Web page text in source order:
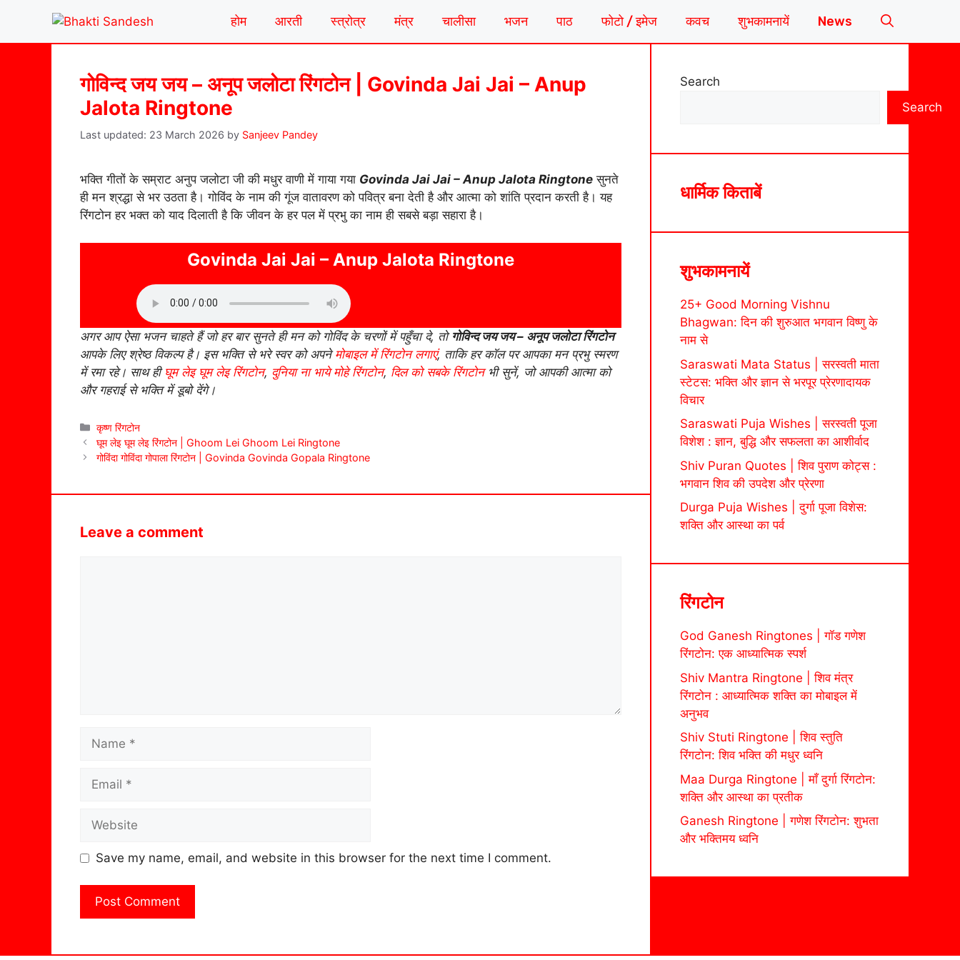
content
होम आरती स्त्रोत्र मंत्र चालीसा भजन पाठ फोटो / इमेज कवच शुभकामनायें News
गोविन्द जय जय – अनूप जलोटा रिंगटोन | Govinda Jai Jai – Anup
Jalota Ringtone
23 March 2026 by Sanjeev Pandey
भक्ति गीतों के सम्राट अनुप जलोटा जी की मधुर वाणी में गाया गया Govinda Jai Jai – Anup Jalota Ringtone सुनते
ही मन श्रद्धा से भर उठता है। गोविंद के नाम की गूंज वातावरण को पवित्र बना देती है और आत्मा को शांति प्रदान करती है। यह
रिंगटोन हर भक्त को याद दिलाती है कि जीवन के हर पल में प्रभु का नाम ही सबसे बड़ा सहारा है।
Govinda Jai Jai – Anup Jalota Ringtone
अगर आप ऐसा भजन चाहते हैं जो हर बार सुनते ही मन को गोविंद के चरणों में पहुँचा दे, तो गोविन्द जय जय – अनूप जलोटा रिंगटोन
आपके लिए श्रेष्ठ विकल्प है। इस भक्ति से भरे स्वर को अपनेमोबाइल में रिंगटोन लगाएं, ताकि हर कॉल पर आपका मन प्रभु स्मरण
में रमा रहे। साथ ही घूम लेइ घूम लेइ रिंगटोन, दुनिया ना भाये मोहे रिंगटोन, दिल को सबके रिंगटोनभी सुनें, जो आपकी आत्मा को
और गहराई से भक्ति में डूबो देंगे।
Categories
कृष्ण रिंगटोन
घूम लेइ घूम लेइ रिंगटोन | Ghoom Lei Ghoom Lei Ringtone
गोविंदा गोविंदा गोपाला रिंगटोन | Govinda Govinda Gopala Ringtone
Leave a comment
Save my name, email, and website in this browser for the next time I comment.
Search
Search
धार्मिक किताबें
शुभकामनायें
25+ Good Morning Vishnu
Bhagwan: दिन की शुरुआत भगवान विष्णु के
नाम से
Saraswati Mata Status | सरस्वती माता
स्टेटस: भक्ति और ज्ञान से भरपूर प्रेरणादायक
विचार
Saraswati Puja Wishes | सरस्वती पूजा
विशेश : ज्ञान, बुद्धि और सफलता का आशीर्वाद
Shiv Puran Quotes | शिव पुराण कोट्स :
भगवान शिव की उपदेश और प्रेरणा
Durga Puja Wishes | दुर्गा पूजा विशेस:
शक्ति और आस्था का पर्व
रिंगटोन
God Ganesh Ringtones | गॉड गणेश
रिंगटोन: एक आध्यात्मिक स्पर्श
Shiv Mantra Ringtone | शिव मंत्र
रिंगटोन : आध्यात्मिक शक्ति का मोबाइल में
अनुभव
Shiv Stuti Ringtone | शिव स्तुति
रिंगटोन: शिव भक्ति की मधुर ध्वनि
Maa Durga Ringtone | माँ दुर्गा रिंगटोन:
शक्ति और आस्था का प्रतीक
Ganesh Ringtone | गणेश रिंगटोन: शुभता
और भक्तिमय ध्वनि